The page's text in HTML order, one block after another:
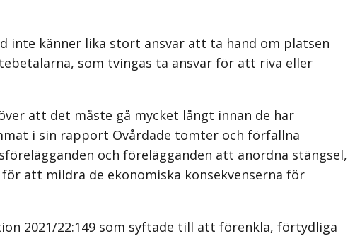
inte känner lika stort ansvar att ta hand om platsen
som tvingas ta ansvar för att riva eller
att det måste gå mycket långt innan de har
i sin rapport Ovårdade tomter och förfallna
och förelägganden att anordna stängsel,
att mildra de ekonomiska konsekvenserna för
2021/22:149 som syftade till att förenkla, förtydliga